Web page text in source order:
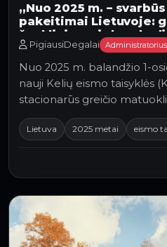
„Nuo 2025 m. –
pakeitimai Lietuvoje:
ženklinimas ir baudų
PigiausiDegalai Administratorius
Nuo 2025 m. balandžio 1-
nauji Kelių eismo taisyklės
stacionarūs greičio
Lietuva 2025 metai eismo